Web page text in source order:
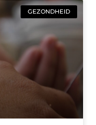
GEZONDHEID